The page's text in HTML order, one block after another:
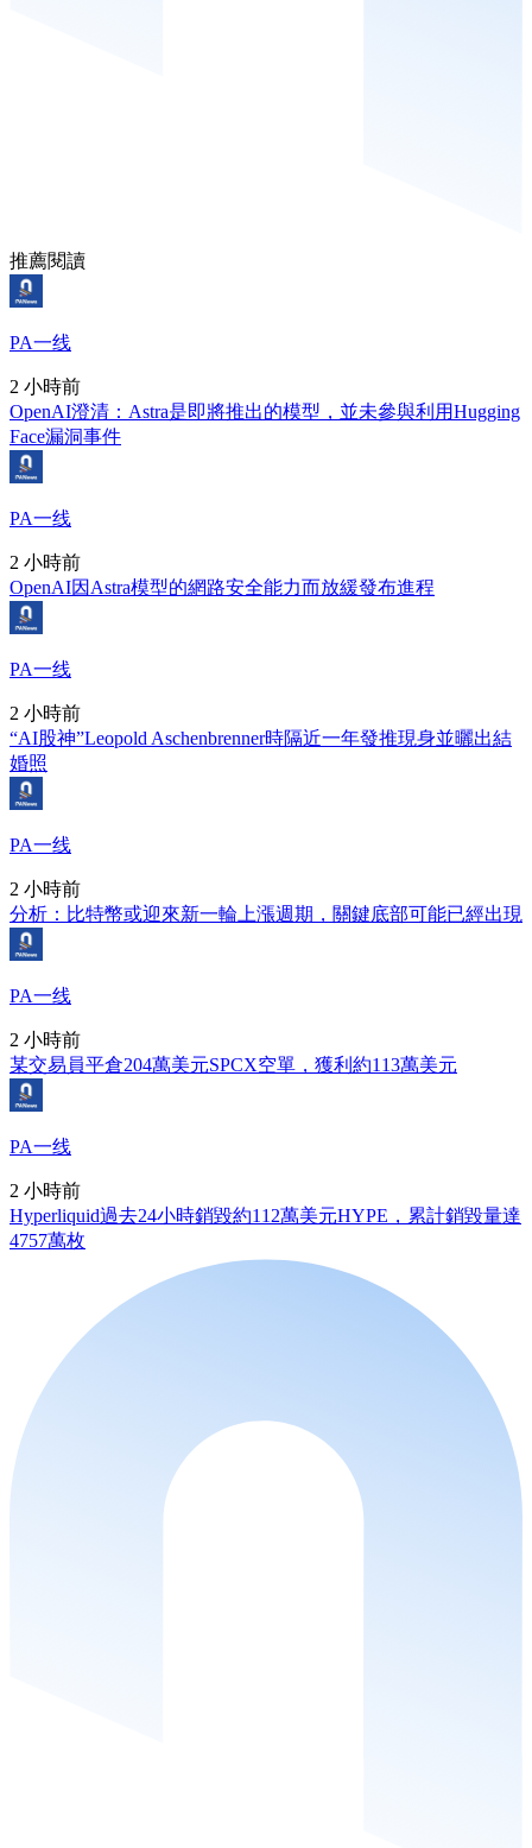
推薦閱讀
PA一线
2 小時前
OpenAI澄清：Astra是即將推出的模型，並未參與利用Hugging
Face漏洞事件
PA一线
2 小時前
OpenAI因Astra模型的網路安全能力而放緩發布進程
PA一线
2 小時前
“AI股神”Leopold Aschenbrenner時隔近一年發推現身並曬出結
婚照
PA一线
2 小時前
分析：比特幣或迎來新一輪上漲週期，關鍵底部可能已經出現
PA一线
2 小時前
某交易員平倉204萬美元SPCX空單，獲利約113萬美元
PA一线
2 小時前
Hyperliquid過去24小時銷毀約112萬美元HYPE，累計銷毀量達
4757萬枚